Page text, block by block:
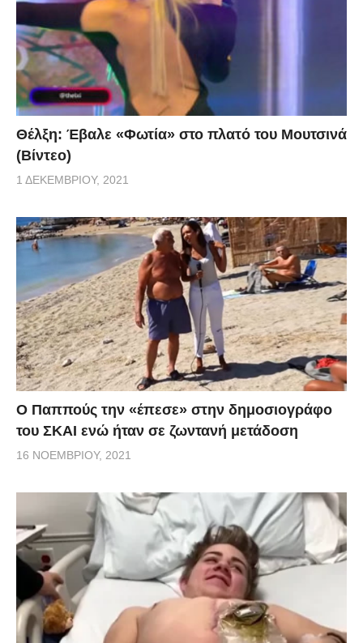
Θέλξη: Έβαλε «Φωτία» στο πλατό του Μουτσινά
(Βίντεο)
1 ΔΕΚΕΜΒΡΊΟΥ, 2021
Ο Παππούς την «έπεσε» στην δημοσιογράφο
του ΣΚΑΙ ενώ ήταν σε ζωντανή μετάδοση
16 ΝΟΕΜΒΡΊΟΥ, 2021